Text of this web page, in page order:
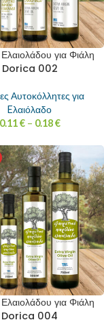
Ελαιολάδου για Φιάλη
Dorica 002
Αυτοκόλλητες για
Eλαιόλαδο
0.11€ – 0.18€
Ελαιολάδου για Φιάλη
Dorica 004